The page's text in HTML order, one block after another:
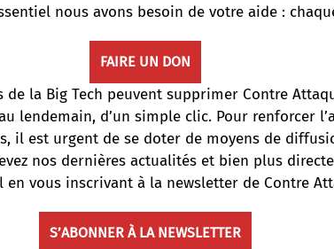
nous avons besoin de votre aide :
FAIRE UN DON
de la Big Tech peuvent supprimer Contre
lendemain, d’un simple clic. Pour renforcer
il est urgent de se doter de moyens de
nos dernières actualités et bien plus
en vous inscrivant à la newsletter de Contre
S’ABONNER À LA NEWSLETTER